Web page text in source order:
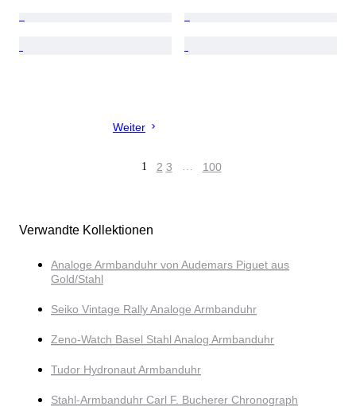
Weiter
1 2 3 … 100
Verwandte Kollektionen
Analoge Armbanduhr von Audemars Piguet aus
Gold/Stahl
Seiko Vintage Rally Analoge Armbanduhr
Zeno-Watch Basel Stahl Analog Armbanduhr
Tudor Hydronaut Armbanduhr
Stahl-Armbanduhr Carl F. Bucherer Chronograph